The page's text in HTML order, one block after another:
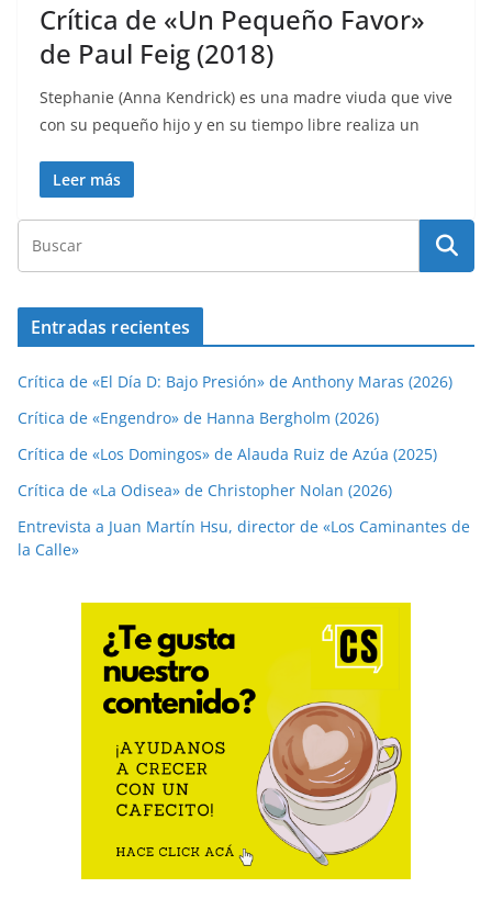
Crítica de «Un Pequeño Favor»
de Paul Feig (2018)
Stephanie (Anna Kendrick) es una madre viuda que vive
con su pequeño hijo y en su tiempo libre realiza un
Leer más
Entradas recientes
Crítica de «El Día D: Bajo Presión» de Anthony Maras (2026)
Crítica de «Engendro» de Hanna Bergholm (2026)
Crítica de «Los Domingos» de Alauda Ruiz de Azúa (2025)
Crítica de «La Odisea» de Christopher Nolan (2026)
Entrevista a Juan Martín Hsu, director de «Los Caminantes de
la Calle»